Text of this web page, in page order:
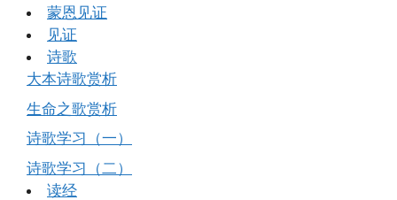
蒙恩见证
见证
诗歌
大本诗歌赏析
生命之歌赏析
诗歌学习（一）
诗歌学习（二）
读经